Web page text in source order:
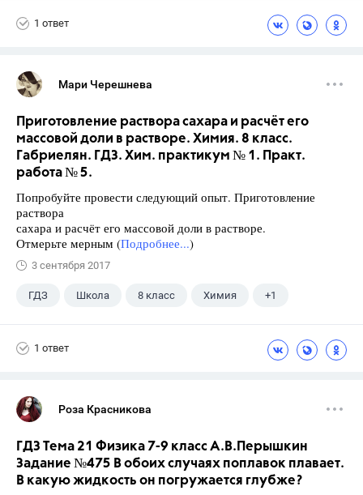
1 ответ
Мари Черешнева
Приготовление раствора сахара и расчёт его
массовой доли в растворе. Химия. 8 класс.
Габриелян. ГДЗ. Хим. практикум № 1. Практ.
работа № 5.
Попробуйте провести следующий опыт. Приготовление
раствора
сахара и расчёт его массовой доли в растворе.
Отмерьте мерным (Подробнее...)
3 сентября 2017
ГДЗ Школа 8 класс Химия +1
1 ответ
Роза Красникова
ГДЗ Тема 21 Физика 7-9 класс А.В.Перышкин
Задание №475 В обоих случаях поплавок плавает.
В какую жидкость он погружается глубже?